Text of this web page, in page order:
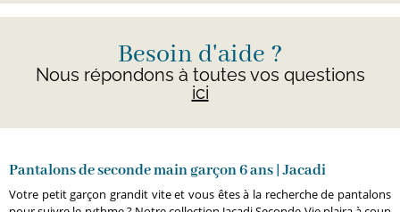
Besoin d'aide ?
Nous répondons à toutes vos questions
ici
Pantalons de seconde main garçon 6 ans | Jacadi
Votre petit garçon grandit vite et vous êtes à la recherche de pantalons